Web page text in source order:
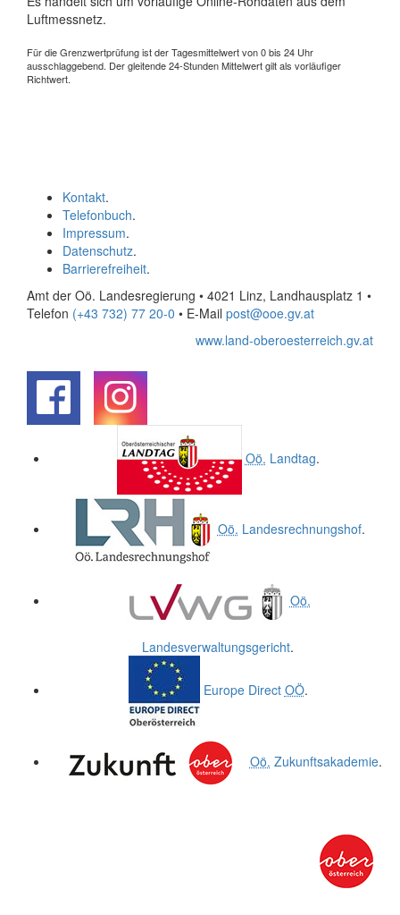
Luftmessnetz.
Für die Grenzwertprüfung ist der Tagesmittelwert von 0 bis 24 Uhr
ausschlaggebend. Der gleitende 24-Stunden Mittelwert gilt als vorläufiger
Richtwert.
Kontakt.
Telefonbuch.
Impressum.
Datenschutz.
Barrierefreiheit.
Amt der Oö. Landesregierung • 4021 Linz, Landhausplatz 1 •
Telefon (+43 732) 77 20-0 • E-Mail post@ooe.gv.at
www.land-oberoesterreich.gv.at
Oö. Landtag.
Oö. Landesrechnungshof.
Oö.
Landesverwaltungsgericht.
Europe Direct OÖ.
Oö. Zukunftsakademie.